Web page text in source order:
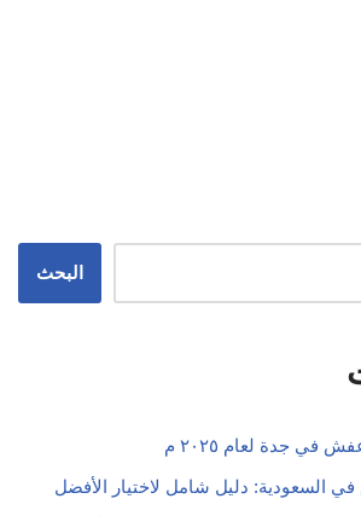
البحث
السعودية: دليل شامل لاختيار الأفضل